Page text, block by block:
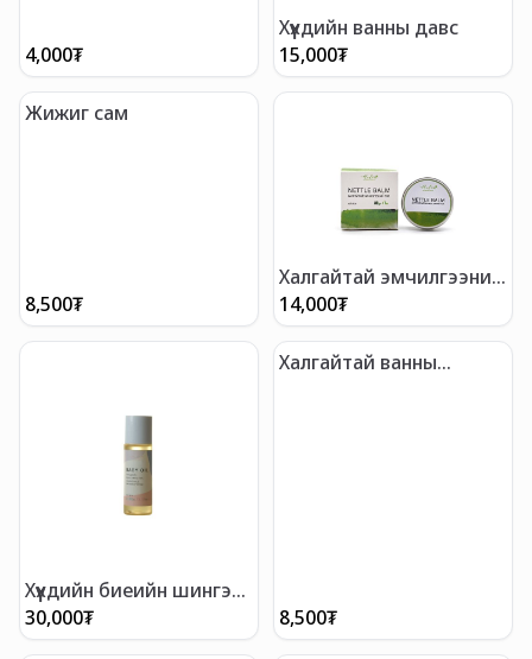
4,000₮
Хүүхдийн ванны давс
15,000₮
Жижиг сам
8,500₮
Халгайтай эмчилгээний
тос
14,000₮
Хүүхдийн биеийн шингэн
тос
30,000₮
Халгайтай ванны
8,500₮